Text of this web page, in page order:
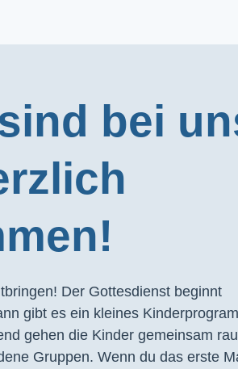
bei
Der Gottesdienst beginnt
gibt es ein kleines
gehen die Kinder gemeinsam
Gruppen. Wenn du das erste